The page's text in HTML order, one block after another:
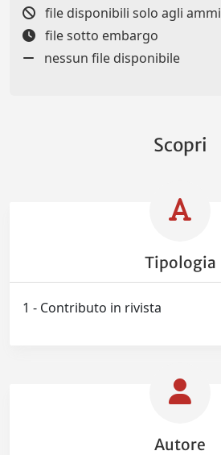
file disponibili solo agli
file sotto embargo
nessun file disponibile
Scopri
Tipologia
1 - Contributo in rivista
Autore